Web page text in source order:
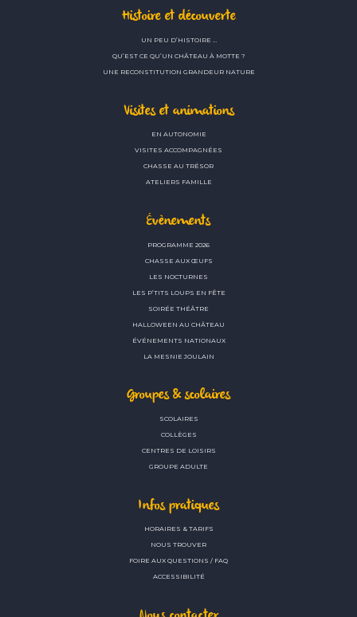
Histoire et découverte
UN PEU D’HISTOIRE …
QU’EST CE QU’UN CHÂTEAU À MOTTE ?
UNE RECONSTITUTION GRANDEUR NATURE
Visites et animations
EN AUTONOMIE
VISITES ACCOMPAGNÉES
CHASSE AU TRÉSOR
ATELIERS FAMILLE
Évènements
PROGRAMME 2026
CHASSE AUX ŒUFS
LES NOCTURNES
LES P’TITS LOUPS EN FÊTE
SOIRÉE THÉÂTRE
HALLOWEEN AU CHÂTEAU
ÉVÉNEMENTS NATIONAUX
LA MESNIE JOULAIN
Groupes & scolaires
SCOLAIRES
COLLÈGES
CENTRES DE LOISIRS
GROUPE ADULTE
Infos pratiques
HORAIRES & TARIFS
NOUS TROUVER
FOIRE AUX QUESTIONS / FAQ
ACCESSIBILITÉ